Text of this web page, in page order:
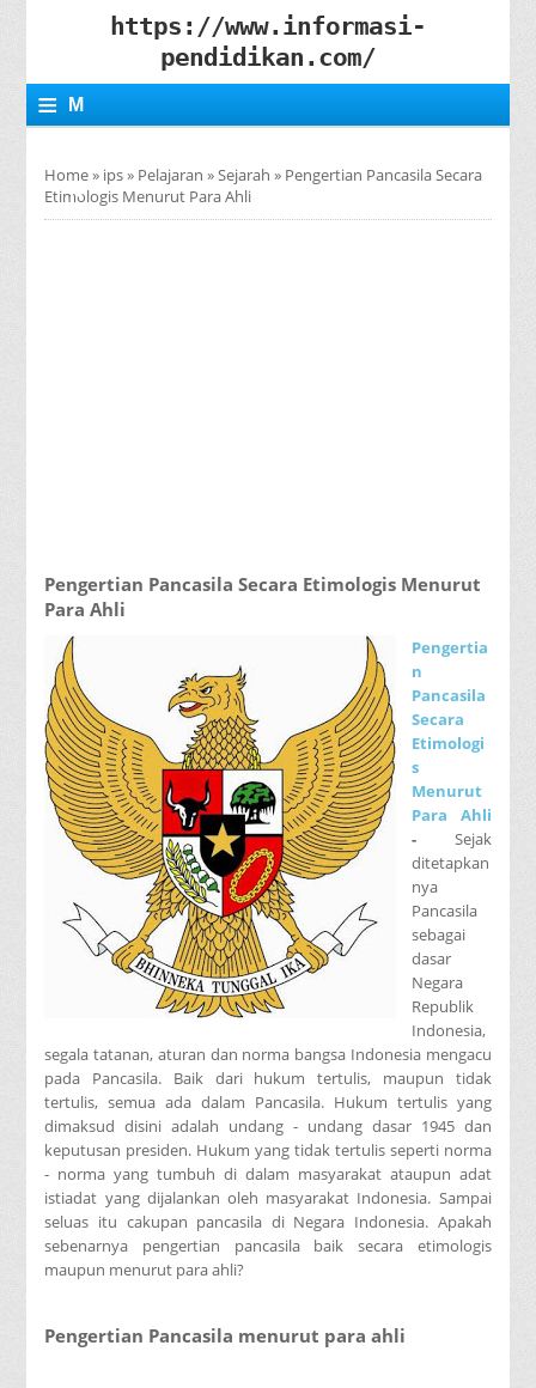
https://www.informasi-
pendidikan.com/
≡ M
N
Home» ips» Pelajaran »Sejarah » Pengertian Pancasila Secara
Etimologis Menurut Para Ahli
Pengertian Pancasila Secara Etimologis Menurut
Para Ahli
Pengertia
n
Pancasila
Secara
Etimologi
s
Menurut
Para Ahli
- Sejak
ditetapkan
nya
Pancasila
sebagai
dasar
Negara
Republik
Indonesia,
segala tatanan, aturan dan norma bangsa Indonesia mengacu
pada Pancasila. Baik dari hukum tertulis, maupun tidak
tertulis, semua ada dalam Pancasila. Hukum tertulis yang
dimaksud disini adalah undang - undang dasar 1945 dan
keputusan presiden. Hukum yang tidak tertulis seperti norma
- norma yang tumbuh di dalam masyarakat ataupun adat
istiadat yang dijalankan oleh masyarakat Indonesia. Sampai
seluas itu cakupan pancasila di Negara Indonesia. Apakah
sebenarnya pengertian pancasila baik secara etimologis
maupun menurut para ahli?
Pengertian Pancasila menurut para ahli